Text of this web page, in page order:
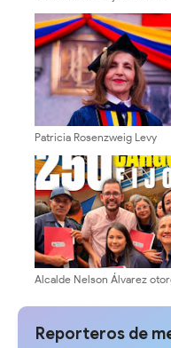
Urbano III
Patricia Rosenzweig Levy
Rectoría de la Universidad
Los Andes
Alcalde Nelson Álvarez
la municipalidad
Reporteros de